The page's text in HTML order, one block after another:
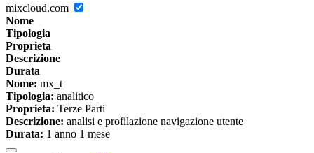
mixcloud.com
Nome
Tipologia
Proprieta
Descrizione
Durata
Nome: mx_t
Tipologia: analitico
Proprieta: Terze Parti
Descrizione: analisi e profilazione navigazione utente
Durata: 1 anno 1 mese